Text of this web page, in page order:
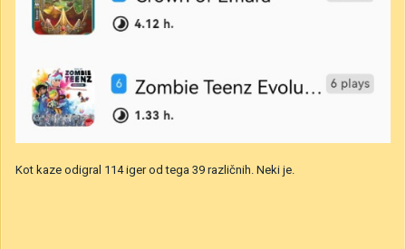
Kot kaze odigral 114 iger od tega 39 različnih. Neki je.